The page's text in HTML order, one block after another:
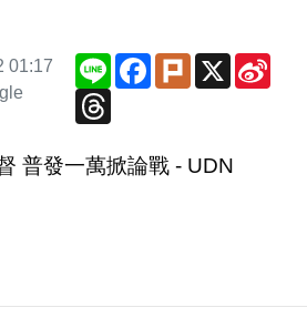
01:17
Line Facebook
PlurkX
Sina
Threads
普發一萬掀論戰 - UDN